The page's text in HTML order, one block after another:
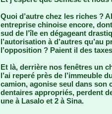
Quoi d’autre chez les riches ?
entreprise chinoise encore,
sud de l’île en dégageant
l’autorisation à d’autres qu’au
l’opposition ? Paient il des
Et là, derrière nos fenêtres un
l’ai reperé près de l’immeuble
camion, agonise seul dans son
dentaires appropriés, perdent
une à Lasalo et 2 à Sina.